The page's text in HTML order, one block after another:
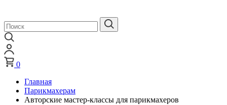
0
Главная
Парикмахерам
Авторские мастер-классы для парикмахеров